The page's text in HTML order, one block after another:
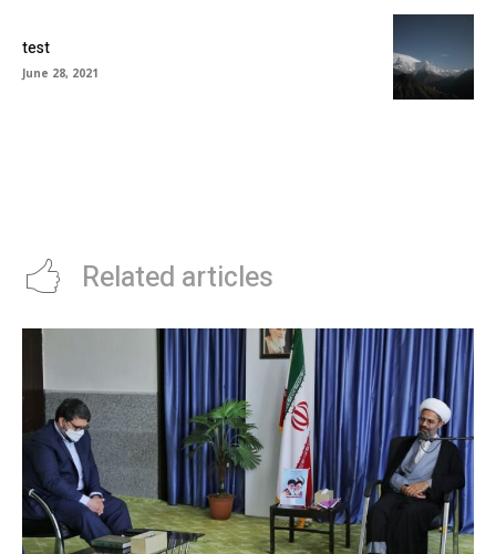
test
June 28, 2021
Related articles